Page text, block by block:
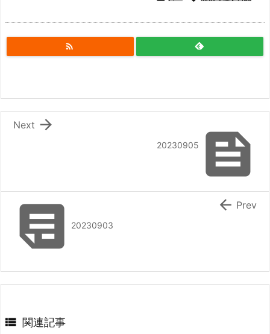


20230905

Next
20230903
 Prev
 関連記事